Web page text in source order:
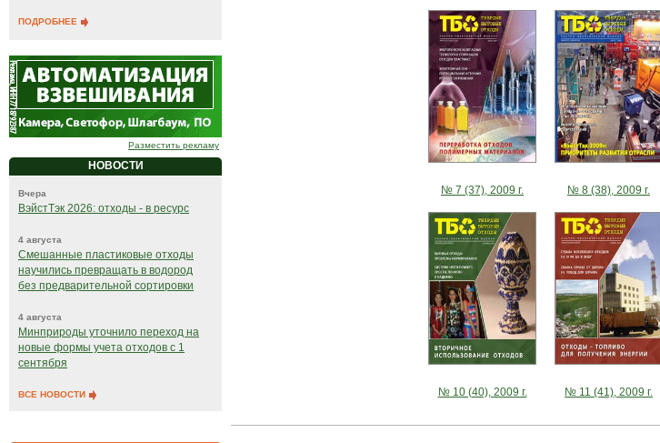
ПОДРОБНЕЕ
Разместить рекламу
НОВОСТИ
Вчера
ВэйстТэк 2026: отходы - в ресурс
4 августа
Смешанные пластиковые отходы
научились превращать в водород
без предварительной сортировки
4 августа
Минприроды уточнило переход на
новые формы учета отходов с 1
сентября
ВСЕ НОВОСТИ
№ 7 (37), 2009 г. № 8 (38), 2009 г.
№ 10 (40), 2009 г. № 11 (41), 2009 г.